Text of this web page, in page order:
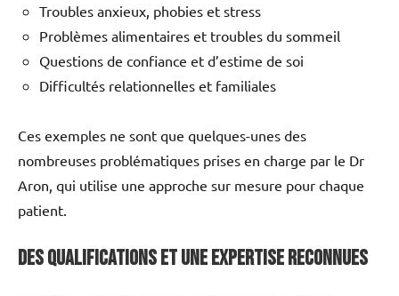
Troubles anxieux, phobies et stress
Problèmes alimentaires et troubles du sommeil
Questions de confiance et d’estime de soi
Difficultés relationnelles et familiales
Ces exemples ne sont que quelques-unes des
nombreuses problématiques prises en charge par le Dr
Aron, qui utilise une approche sur mesure pour chaque
patient.
Des qualifications et une expertise reconnues